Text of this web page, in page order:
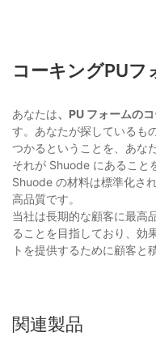
コーキングPUフ
あなたは、PU フォームの
す。あなたが探しているも
つかるということを、あな
それが Shuode にあること
Shuode の材料は標準化さ
高品質です。
当社は長期的な顧客に最高
ることを目指しており、効
トを提供するために顧客と
関連製品